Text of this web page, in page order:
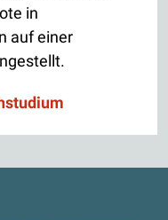
in
auf einer